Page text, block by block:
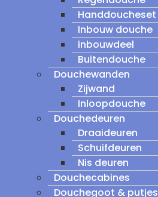
Handdoucheset
Inbouw douche
inbouwdeel
Buitendouche
Douchewanden
Zijwand
Inloopdouche
Douchedeuren
Draaideuren
Schuifdeuren
Nis deuren
Douchecabines
Douchegoot & putjes